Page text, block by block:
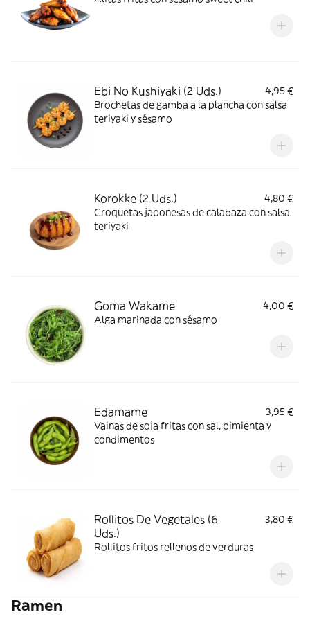
Ebi No Kushiyaki (2 Uds.)
4,95 €
Brochetas de gamba a la plancha con salsa
teriyaki y sésamo
Korokke (2 Uds.)
4,80 €
Croquetas japonesas de calabaza con salsa
teriyaki
Goma Wakame
4,00 €
Alga marinada con sésamo
Edamame
3,95 €
Vainas de soja fritas con sal, pimienta y
condimentos
Rollitos De Vegetales (6
Uds.)
3,80 €
Rollitos fritos rellenos de verduras
Ramen